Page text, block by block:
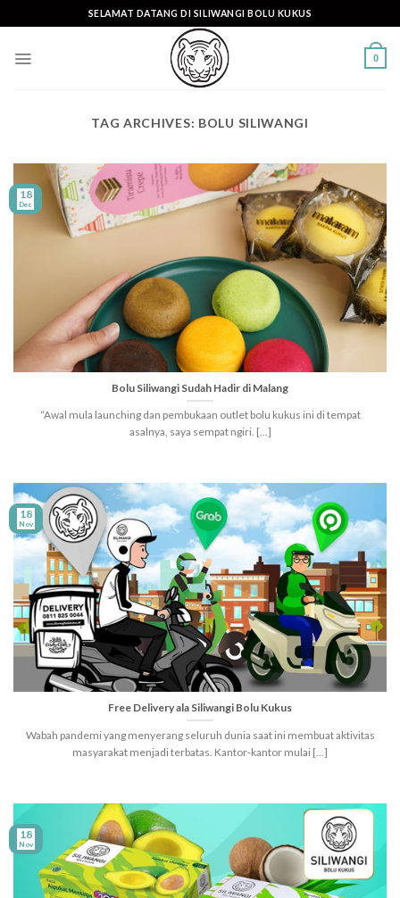
to
SELAMAT DATANG DI SILIWANGI BOLU KUKUS
0
TAG ARCHIVES: BOLU SILIWANGI
Bolu Siliwangi Sudah Hadir di Malang
“Awal mula launching dan pembukaan outlet bolu kukus ini di tempat
asalnya, saya sempat ngiri. [...]
18
Dec
Free Delivery ala Siliwangi Bolu Kukus
Wabah pandemi yang menyerang seluruh dunia saat ini membuat aktivitas
masyarakat menjadi terbatas. Kantor-kantor mulai [...]
18
Nov
18
Nov